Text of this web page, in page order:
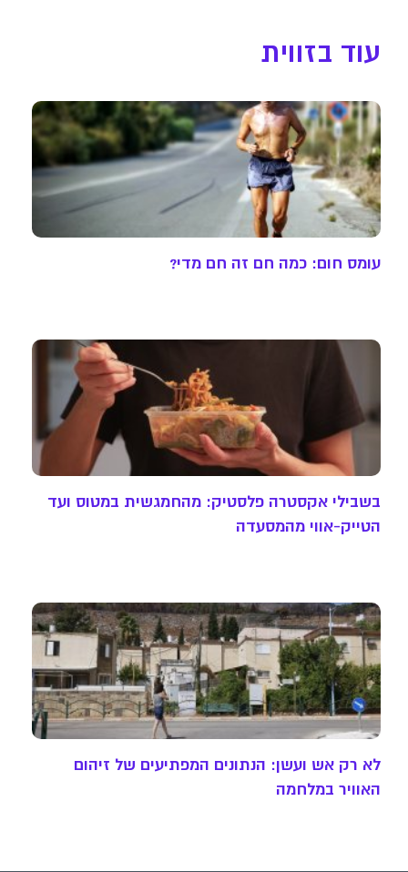
עוד בזווית
עומס חום: כמה חם זה חם מדי?
בשבילי אקסטרה פלסטיק: מהחמגשית במטוס ועד
הטייק-אווי מהמסעדה
לא רק אש ועשן: הנתונים המפתיעים של זיהום
האוויר במלחמה